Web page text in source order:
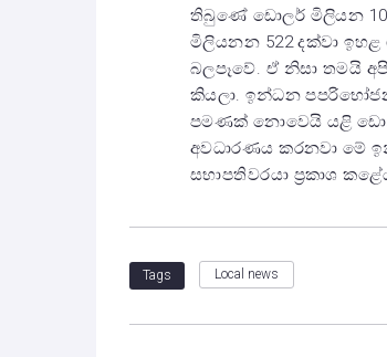
තිබුණේ ඩොලර් මිලියන
මිලියනන 522 දක්වා
බලපෑවේ. ඒ නිසා තමයි
කියලා. ඉන්ධන
පමණක් නොවෙයි යළි
අවධාරණය කරනවා මේ
සභාපතිවරයා ප්‍රකාශ
Tags Local news